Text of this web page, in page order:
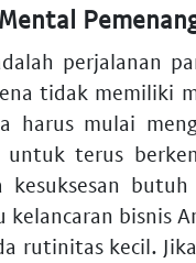
perjalanan
tidak memiliki
harus mulai
untuk terus
kesuksesan
kelancaran bisnis
rutinitas kecil.